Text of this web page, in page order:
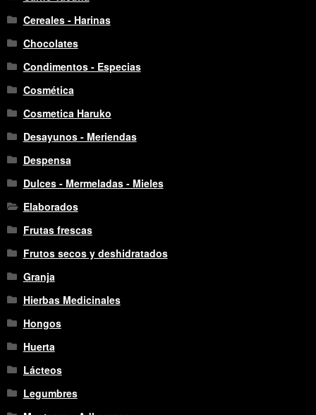
Cereales - Harinas
Chocolates
Condimentos - Especias
Cosmética
Cosmetica Haruko
Desayunos - Meriendas
Despensa
Dulces - Mermeladas - Mieles
Elaborados
Frutas frescas
Frutos secos y deshidratados
Granja
Hierbas Medicinales
Hongos
Huerta
Lácteos
Legumbres